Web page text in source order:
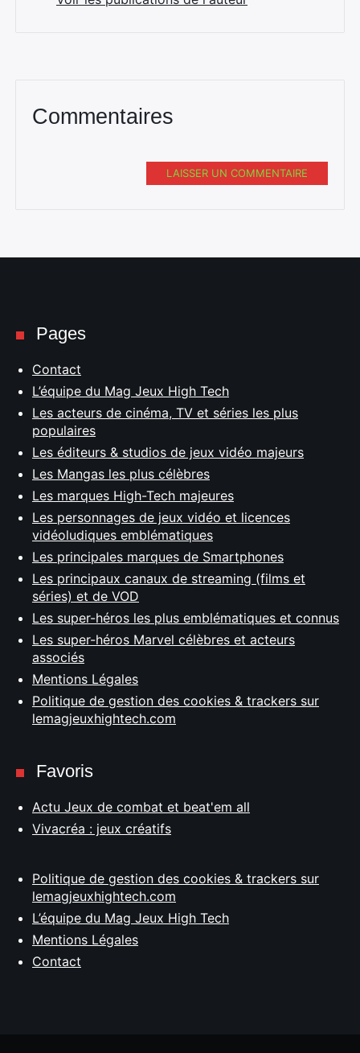
Commentaires
LAISSER UN COMMENTAIRE
Pages
Contact
L’équipe du Mag Jeux High Tech
Les acteurs de cinéma, TV et séries les plus
populaires
Les éditeurs & studios de jeux vidéo majeurs
Les Mangas les plus célèbres
Les marques High-Tech majeures
Les personnages de jeux vidéo et licences
vidéoludiques emblématiques
Les principales marques de Smartphones
Les principaux canaux de streaming (films et
séries) et de VOD
Les super-héros les plus emblématiques et connus
Les super-héros Marvel célèbres et acteurs
associés
Mentions Légales
Politique de gestion des cookies & trackers sur
lemagjeuxhightech.com
Favoris
Actu Jeux de combat et beat'em all
Vivacréa : jeux créatifs
Politique de gestion des cookies & trackers sur
lemagjeuxhightech.com
L’équipe du Mag Jeux High Tech
Mentions Légales
Contact